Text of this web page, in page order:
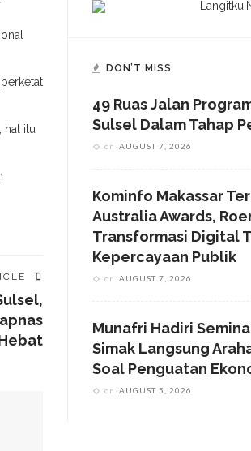
hal itu
DON’T MISS
49 Ruas Jalan
Sulsel Dalam Tahap
on AUGUST 7, 2026
Kominfo Makassar
Australia Awards,
Transformasi Digital
Kepercayaan Publik
on AUGUST 7, 2026
Munafri Hadiri
Simak Langsung
Soal Penguatan
on AUGUST 5, 2026